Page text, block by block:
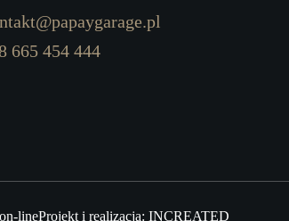
665 454 444
lineProjekt i realizacja: INCREATED